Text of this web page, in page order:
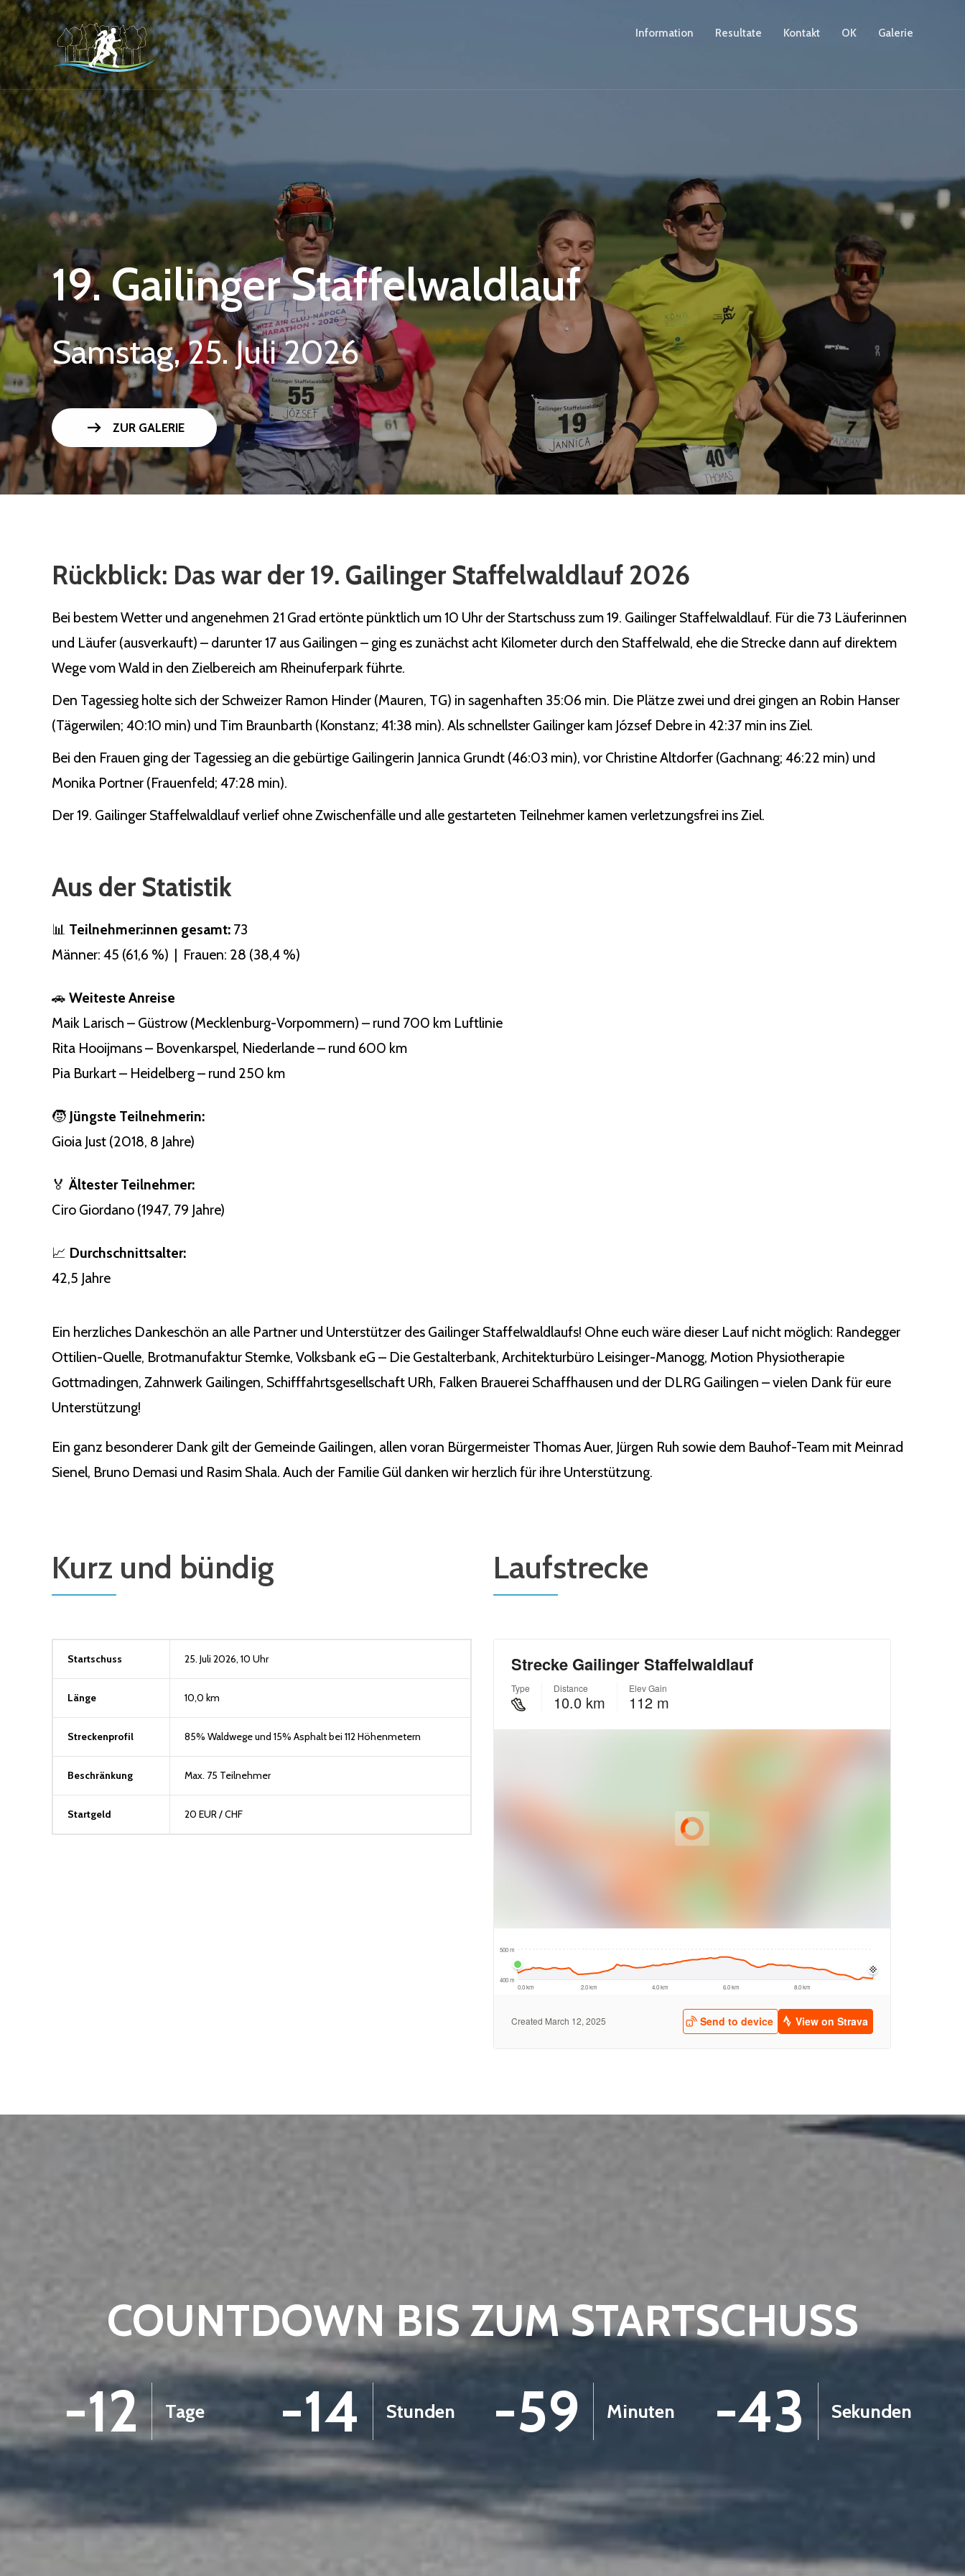
Information Resultate Kontakt OK Galerie
19. Gailinger Staffelwaldlauf
Samstag, 25. Juli 2026
arrow_right_alt ZUR GALERIE
Rückblick: Das war der 19. Gailinger Staffelwaldlauf 2026
Bei bestem Wetter und angenehmen 21 Grad ertönte pünktlich um 10 Uhr der Startschuss zum 19. Gailinger Staffelwaldlauf. Für die 73 Läuferinnen
und Läufer (ausverkauft) – darunter 17 aus Gailingen – ging es zunächst acht Kilometer durch den Staffelwald, ehe die Strecke dann auf direktem
Wege vom Wald in den Zielbereich am Rheinuferpark führte.
Den Tagessieg holte sich der Schweizer Ramon Hinder (Mauren, TG) in sagenhaften 35:06 min. Die Plätze zwei und drei gingen an Robin Hanser
(Tägerwilen; 40:10 min) und Tim Braunbarth (Konstanz; 41:38 min). Als schnellster Gailinger kam József Debre in 42:37 min ins Ziel.
Bei den Frauen ging der Tagessieg an die gebürtige Gailingerin Jannica Grundt (46:03 min), vor Christine Altdorfer (Gachnang; 46:22 min) und
Monika Portner (Frauenfeld; 47:28 min).
Der 19. Gailinger Staffelwaldlauf verlief ohne Zwischenfälle und alle gestarteten Teilnehmer kamen verletzungsfrei ins Ziel.
Aus der Statistik
📊 Teilnehmer:innen gesamt: 73
Männer: 45 (61,6 %) | Frauen: 28 (38,4 %)
🚗 Weiteste Anreise
Maik Larisch – Güstrow (Mecklenburg-Vorpommern) – rund 700 km Luftlinie
Rita Hooijmans – Bovenkarspel, Niederlande – rund 600 km
Pia Burkart – Heidelberg – rund 250 km
🧒 Jüngste Teilnehmerin:
Gioia Just (2018, 8 Jahre)
🏅 Ältester Teilnehmer:
Ciro Giordano (1947, 79 Jahre)
📈 Durchschnittsalter:
42,5 Jahre
Ein herzliches Dankeschön an alle Partner und Unterstützer des Gailinger Staffelwaldlaufs! Ohne euch wäre dieser Lauf nicht möglich: Randegger
Ottilien-Quelle, Brotmanufaktur Stemke, Volksbank eG – Die Gestalterbank, Architekturbüro Leisinger-Manogg, Motion Physiotherapie
Gottmadingen, Zahnwerk Gailingen, Schifffahrtsgesellschaft URh, Falken Brauerei Schaffhausen und der DLRG Gailingen – vielen Dank für eure
Unterstützung!
Ein ganz besonderer Dank gilt der Gemeinde Gailingen, allen voran Bürgermeister Thomas Auer, Jürgen Ruh sowie dem Bauhof-Team mit Meinrad
Sienel, Bruno Demasi und Rasim Shala. Auch der Familie Gül danken wir herzlich für ihre Unterstützung.
Kurz und bündig
Startschuss 25. Juli 2026, 10 Uhr
Länge 10,0 km
Streckenprofil 85% Waldwege und 15% Asphalt bei 112 Höhenmetern
Beschränkung Max. 75 Teilnehmer
Startgeld 20 EUR / CHF
Laufstrecke
COUNTDOWN BIS ZUM STARTSCHUSS
-12 Tage -14 Stunden -59 Minuten -44 Sekunden